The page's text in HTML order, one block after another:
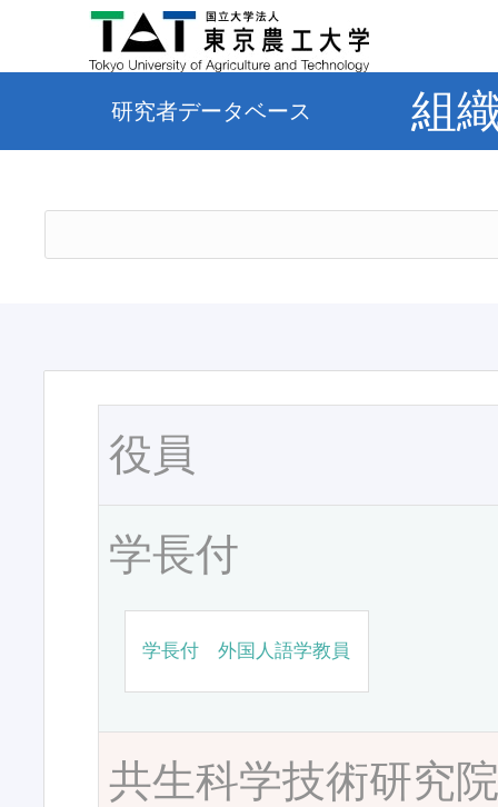
研究者データベース 組
役員
学長付
学長付 外国人語学教員
共生科学技術研究